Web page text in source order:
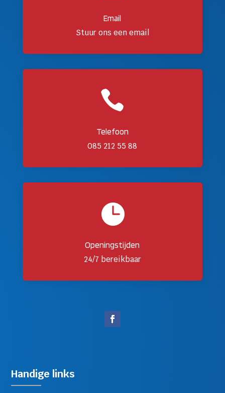
Email
Stuur ons een email

Telefoon
085 212 55 88

Openingstijden
24/7 bereikbaar
Handige links